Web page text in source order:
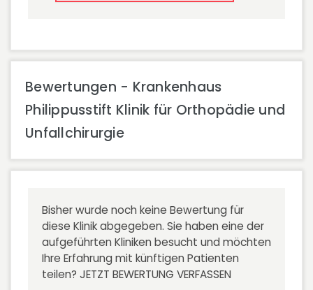
Bewertungen - Krankenhaus
Philippusstift Klinik für Orthopädie und
Unfallchirurgie
Bisher wurde noch keine Bewertung für
diese Klinik abgegeben. Sie haben eine der
aufgeführten Kliniken besucht und möchten
Ihre Erfahrung mit künftigen Patienten
teilen? JETZT BEWERTUNG VERFASSEN